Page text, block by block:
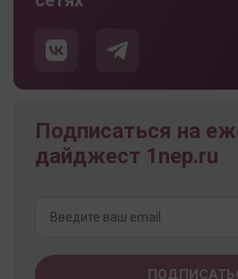
Подписаться на
дайджест 1nep.ru